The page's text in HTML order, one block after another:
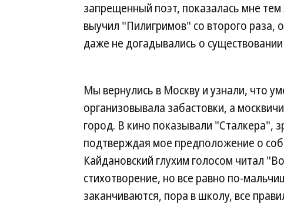
запрещенный поэт, показалась мне
выучил "Пилигримов" со второго
даже не догадывались о
Мы вернулись в Москву и узнали, что
организовывала забастовки, а
город. В кино показывали "Сталкера",
подтверждая мое предположение о
Кайдановский глухим голосом читал
стихотворение, но все равно по-
заканчиваются, пора в школу, все